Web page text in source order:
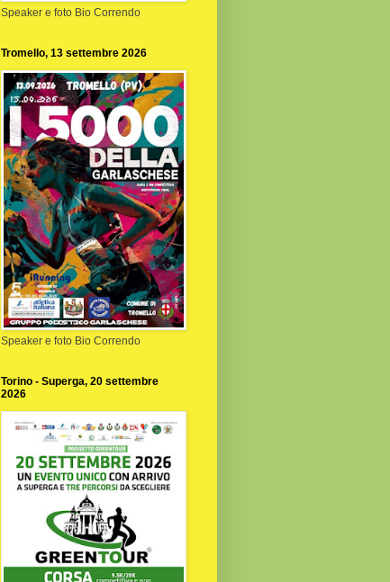
Speaker e foto Bio Correndo
Tromello, 13 settembre 2026
Speaker e foto Bio Correndo
Torino - Superga, 20 settembre
2026